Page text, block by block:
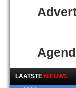
LAATSTE NIEUWS